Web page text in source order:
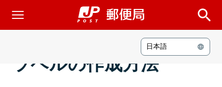
日本語
ラベルの作成方法